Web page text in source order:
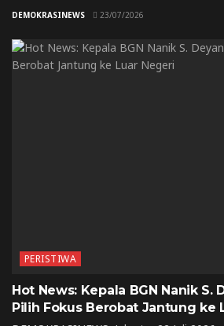
DEMOKRASINEWS 23/07/2026
PERISTIWA
Hot News: Kepala BGN Nanik S.
Pilih Fokus Berobat Jantung ke